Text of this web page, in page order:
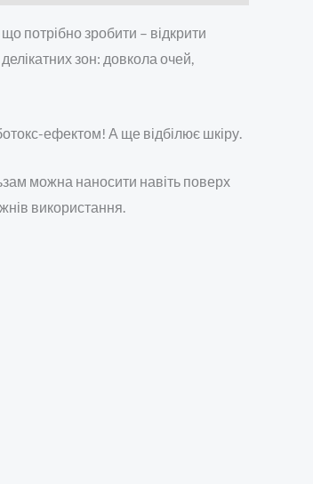
потрібно зробити – відкрити
зон: довкола очей,
ефектом! А ще відбілює шкіру.
можна наносити навіть поверх
використання.